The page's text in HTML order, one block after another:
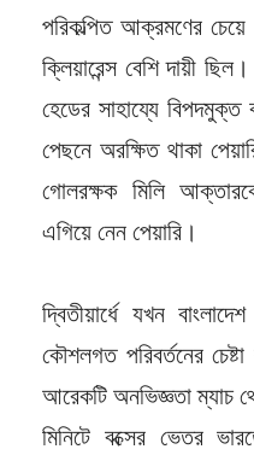
পরিকল্পিত আক্রমণের
ক্লিয়ারেন্স বেশি দায়ী
হেডের সাহায্যে
পেছনে অরক্ষিত থাকা
গোলরক্ষক মিলি
এগিয়ে নেন পেয়ারি।
দ্বিতীয়ার্ধে যখন
কৌশলগত পরিবর্তনের
আরেকটি অনভিজ্ঞতা ম্যাচ
মিনিটে বক্সের ভেতর